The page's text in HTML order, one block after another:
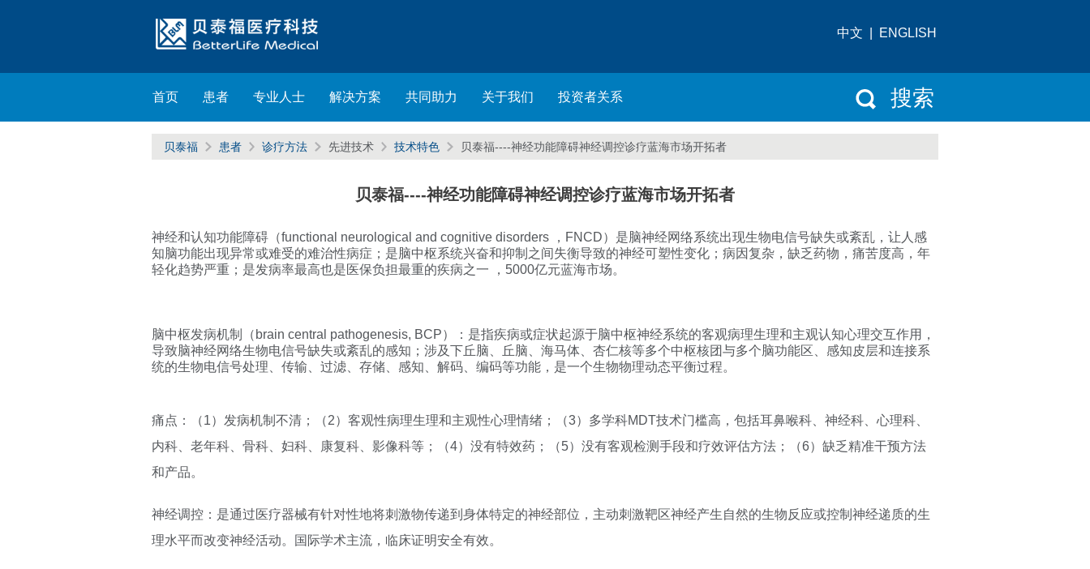
中文 ENGLISH
搜索
首页 患者 专业人士 解决方案 共同助力 关于我们 投资者关系
贝泰福 患者 诊疗方法 先进技术 技术特色 贝泰福----神经功能障碍神经调控诊疗蓝海市场开拓者
贝泰福----神经功能障碍神经调控诊疗蓝海市场开拓者
神经和认知功能障碍（functional neurological and cognitive disorders ，FNCD）是脑神经网络系统出现生物电信号缺失或紊乱，让人感
知脑功能出现异常或难受的难治性病症；是脑中枢系统兴奋和抑制之间失衡导致的神经可塑性变化；病因复杂，缺乏药物，痛苦度高，年
轻化趋势严重；是发病率最高也是医保负担最重的疾病之一 ，5000亿元蓝海市场。
脑中枢发病机制（brain central pathogenesis, BCP）：是指疾病或症状起源于脑中枢神经系统的客观病理生理和主观认知心理交互作用，
导致脑神经网络生物电信号缺失或紊乱的感知；涉及下丘脑、丘脑、海马体、杏仁核等多个中枢核团与多个脑功能区、感知皮层和连接系
统的生物电信号处理、传输、过滤、存储、感知、解码、编码等功能，是一个生物物理动态平衡过程。
痛点：（1）发病机制不清；（2）客观性病理生理和主观性心理情绪；（3）多学科MDT技术门槛高，包括耳鼻喉科、神经科、心理科、
内科、老年科、骨科、妇科、康复科、影像科等；（4）没有特效药；（5）没有客观检测手段和疗效评估方法；（6）缺乏精准干预方法
和产品。
神经调控：是通过医疗器械有针对性地将刺激物传递到身体特定的神经部位，主动刺激靶区神经产生自然的生物反应或控制神经递质的生
理水平而改变神经活动。国际学术主流，临床证明安全有效。